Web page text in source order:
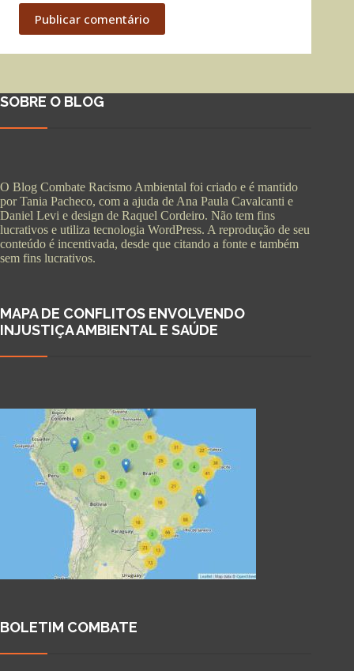
Publicar comentário
SOBRE O BLOG
O Blog Combate Racismo Ambiental foi criado e é mantido
por Tania Pacheco, com a ajuda de Ana Paula Cavalcanti e
Daniel Levi e design de Raquel Cordeiro. Não tem fins
lucrativos e utiliza tecnologia WordPress. A reprodução de seu
conteúdo é incentivada, desde que citando a fonte e também
sem fins lucrativos.
MAPA DE CONFLITOS ENVOLVENDO
INJUSTIÇA AMBIENTAL E SAÚDE
BOLETIM COMBATE